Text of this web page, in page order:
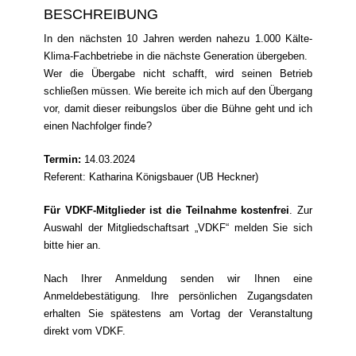
BESCHREIBUNG
In den nächsten 10 Jahren werden nahezu 1.000 Kälte-
Klima-Fachbetriebe in die nächste Generation übergeben.
Wer die Übergabe nicht schafft, wird seinen Betrieb
schließen müssen. Wie bereite ich mich auf den Übergang
vor, damit dieser reibungslos über die Bühne geht und ich
einen Nachfolger finde?
Termin: 14.03.2024
Referent: Katharina Königsbauer (UB Heckner)
Für VDKF-Mitglieder ist die Teilnahme kostenfrei. Zur
Auswahl der Mitgliedschaftsart „VDKF“ melden Sie sich
bitte hieran.
Nach Ihrer Anmeldung senden wir Ihnen eine
Anmeldebestätigung. Ihre persönlichen Zugangsdaten
erhalten Sie spätestens am Vortag der Veranstaltung
direkt vom VDKF.